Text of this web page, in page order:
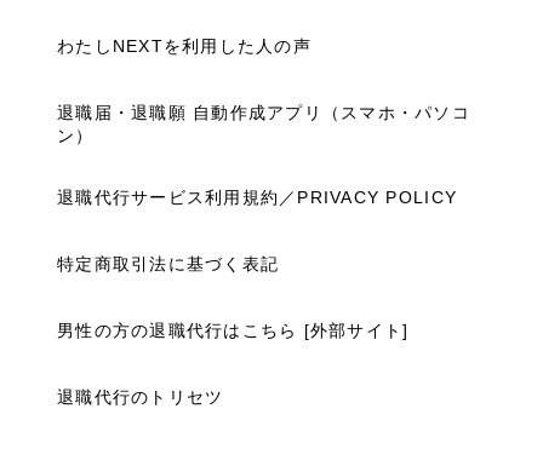
わたしNEXTを利用した人の声
退職届・退職願 自動作成アプリ（スマホ・パソコ
ン）
退職代行サービス利用規約／PRIVACY POLICY
特定商取引法に基づく表記
男性の方の退職代行はこちら [外部サイト]
退職代行のトリセツ